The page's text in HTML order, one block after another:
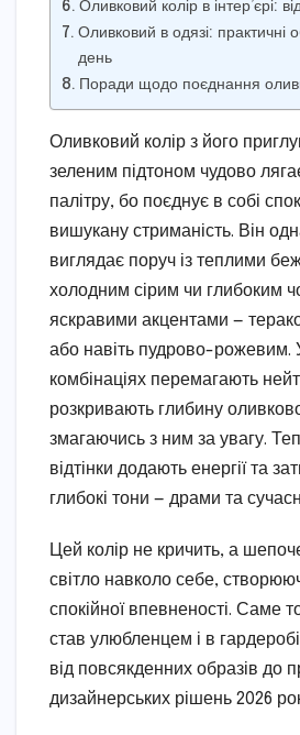
Оливковий колір в інтер’єрі:
Оливковий в одязі: практичні
день
Поради щодо поєднання
Оливковий колір з його
зеленим підтоном чудово
палітру, бо поєднує в собі
вишукану стриманість. Він
виглядає поруч із теплими
холодним сірим чи глибоким
яскравими акцентами —
або навіть пудрово-рожевим.
комбінаціях перемагають
розкривають глибину
змагаючись з ним за увагу.
відтінки додають енергії та
глибокі тони — драми та
Цей колір не кричить, а
світло навколо себе,
спокійної впевненості. Саме
став улюбленцем і в гардеробі,
від повсякденних образів до
дизайнерських рішень 2026